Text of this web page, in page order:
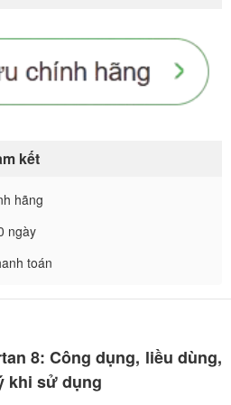
kết
hãng
ngày
toán
8: Công dụng, liều dùng,
khi sử dụng